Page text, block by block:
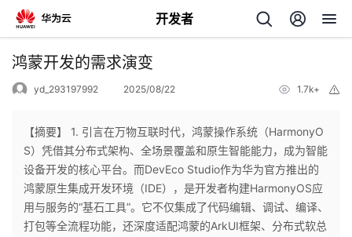
开发者
返
个
人
我
鸿蒙开发的需求演变​
yd_293197992 2025/08/22 1.7k+
【摘要】 1. 引言​​在万物互联时代，鸿蒙操作系统（HarmonyO
S）凭借其分布式架构、全场景覆盖和原生智能能力，成为智能
设备开发的核心平台。而​​DevEco Studio​​作为华为官方推出的
鸿蒙原生集成开发环境（IDE），是开发者构建HarmonyOS应
用与服务的“基石工具”。它不仅集成了代码编辑、调试、编译、
打包等全流程功能，还深度适配鸿蒙的ArkUI框架、分布式软总